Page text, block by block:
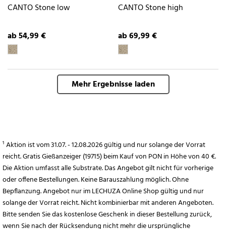
CANTO Stone low
ab 54,99 €
CANTO Stone high
ab 69,99 €
Mehr Ergebnisse laden
¹ Aktion ist vom 31.07. - 12.08.2026 gültig und nur solange der Vorrat
reicht. Gratis Gießanzeiger (19715) beim Kauf von PON in Höhe von 40 €.
Die Aktion umfasst alle Substrate. Das Angebot gilt nicht für vorherige
oder offene Bestellungen. Keine Barauszahlung möglich. Ohne
Bepflanzung. Angebot nur im LECHUZA Online Shop gültig und nur
solange der Vorrat reicht. Nicht kombinierbar mit anderen Angeboten.
Bitte senden Sie das kostenlose Geschenk in dieser Bestellung zurück,
wenn Sie nach der Rücksendung nicht mehr die ursprüngliche